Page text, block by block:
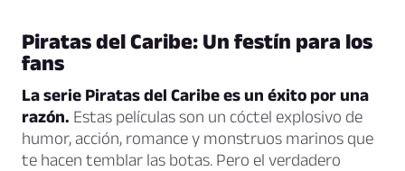
Piratas del Caribe: Un festín para los
fans
La serie Piratas del Caribe es un éxito por una
razón. Estas películas son un cóctel explosivo de
humor, acción, romance y monstruos marinos que
te hacen temblar las botas. Pero el verdadero